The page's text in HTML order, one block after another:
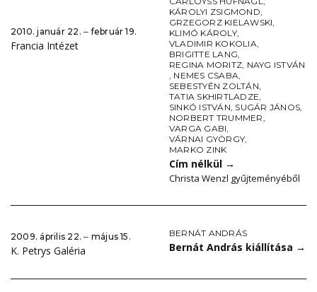
2010. január 22. ‒ február 19.
Francia Intézet
KÁROLYI ZSIGMOND,
GRZEGORZ KIELAWSKI,
KLIMÓ KÁROLY,
VLADIMIR KOKOLIA,
BRIGITTE LANG,
REGINA MORITZ, NAYG ISTVÁN
, NEMES CSABA,
SEBESTYÉN ZOLTÁN,
TATIA SKHIRTLADZE,
SINKÓ ISTVÁN, SUGÁR JÁNOS,
NORBERT TRUMMER,
VARGA GABI,
VÁRNAI GYÖRGY,
MARKO ZINK
Cím nélkül →
Christa Wenzl gyűjteményéből
2009. április 22. ‒ május 15.
K. Petrys Galéria
BERNÁT ANDRÁS
Bernát András kiállítása →